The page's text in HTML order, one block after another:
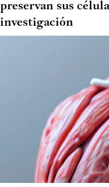
preservan sus
investigación